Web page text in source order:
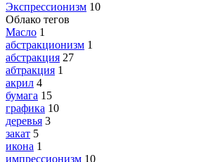
Экспрессионизм 10
Облако тегов
Масло 1
абстракционизм 1
абстракция 27
абтракция 1
акрил 4
бумага 15
графика 10
деревья 3
закат 5
икона 1
импрессионизм 10